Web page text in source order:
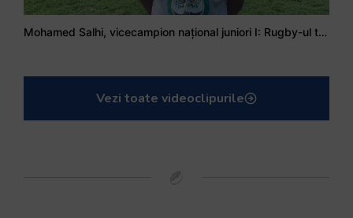
Mohamed Salhi, vicecampion național juniori I: Rugby-ul te învață să accepți și înfrângerile
Vezi toate videoclipurile